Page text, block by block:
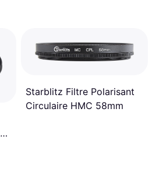
Starblitz Filtre Polarisant
Circulaire HMC 58mm